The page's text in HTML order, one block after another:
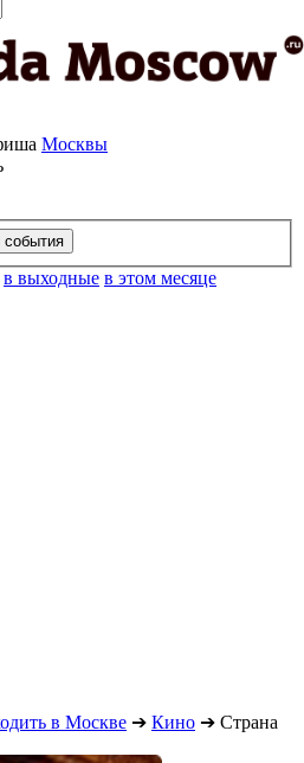
Москвы
в выходные в этом месяце
в Москве ➔ Кино ➔ Страна